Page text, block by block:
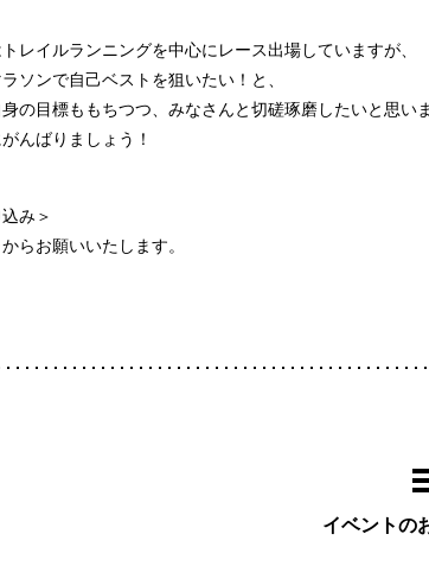
レイルランニングを中心にレース出場していますが、
ソンで自己ベストを狙いたい！と、
の目標ももちつつ、みなさんと切磋琢磨したいと思いま
んばりましょう！
み＞
からお願いいたします。
イベントの